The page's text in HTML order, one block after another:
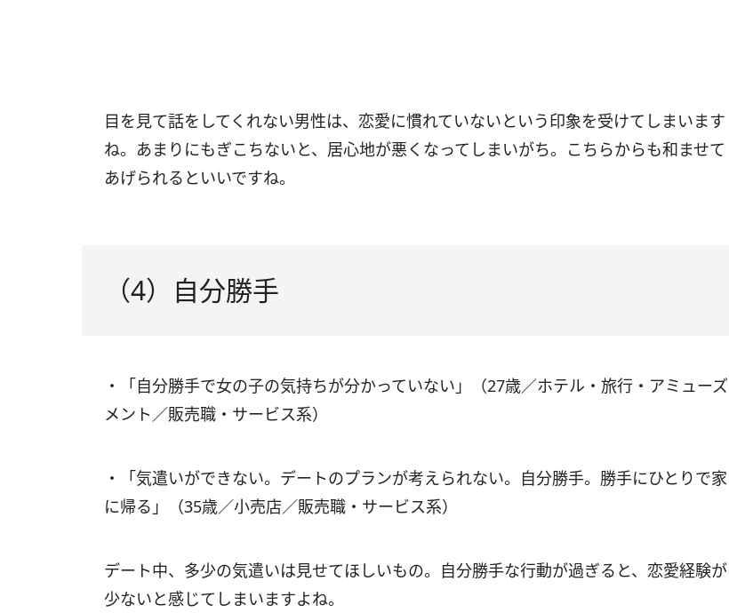
目を見て話をしてくれない男性は、恋愛に慣れていないという印象を受けてしまいます
ね。あまりにもぎこちないと、居心地が悪くなってしまいがち。こちらからも和ませて
あげられるといいですね。
（4）自分勝手
・「自分勝手で女の子の気持ちが分かっていない」（27歳／ホテル・旅行・アミューズ
メント／販売職・サービス系）
・「気遣いができない。デートのプランが考えられない。自分勝手。勝手にひとりで家
に帰る」（35歳／小売店／販売職・サービス系）
デート中、多少の気遣いは見せてほしいもの。自分勝手な行動が過ぎると、恋愛経験が
少ないと感じてしまいますよね。